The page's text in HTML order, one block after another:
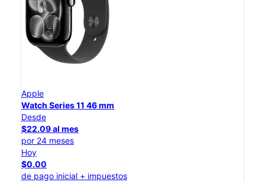
Apple
Watch Series 11 46 mm
Desde
$22.09 al mes
por 24 meses
Hoy
$0.00
de pago inicial + impuestos